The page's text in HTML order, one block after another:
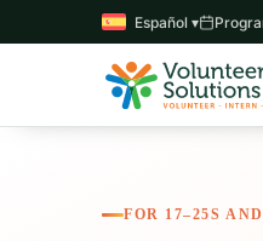
Español ▾
FOR 17–25S